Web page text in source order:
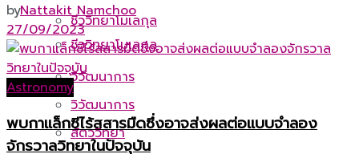
ชีววิทยาโมเลกุล
วิวัฒนาการ
ชีววิทยาโมเลกุล
วิวัฒนาการ
สัตววิทยา
byNattakit Namchoo
27/09/2023
Astronomy
พบกาแล็กซีไร้สสารมืดซึ่งอาจส่งผลต่อแบบจำลอง
จักรวาลวิทยาในปัจจุบัน